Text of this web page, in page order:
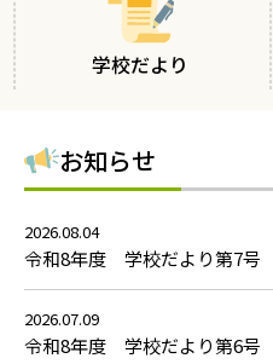
学校だより
お知らせ
2026.08.04
令和8年度 学校だより第7号
2026.07.09
令和8年度 学校だより第6号